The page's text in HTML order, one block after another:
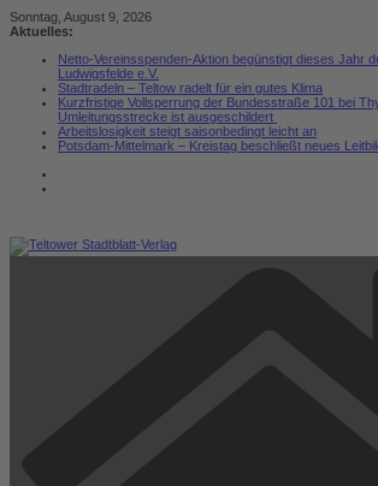
Zum
Inhalt
Sonntag, August 9, 2026
Aktuelles:
Netto-Vereinsspenden-Aktion begünstigt dieses Jahr
Ludwigsfelde e.V.
Stadtradeln – Teltow radelt für ein gutes Klima
Kurzfristige Vollsperrung der Bundesstraße 101 bei
Umleitungsstrecke ist ausgeschildert
Arbeitslosigkeit steigt saisonbedingt leicht an
Potsdam-Mittelmark – Kreistag beschließt neues